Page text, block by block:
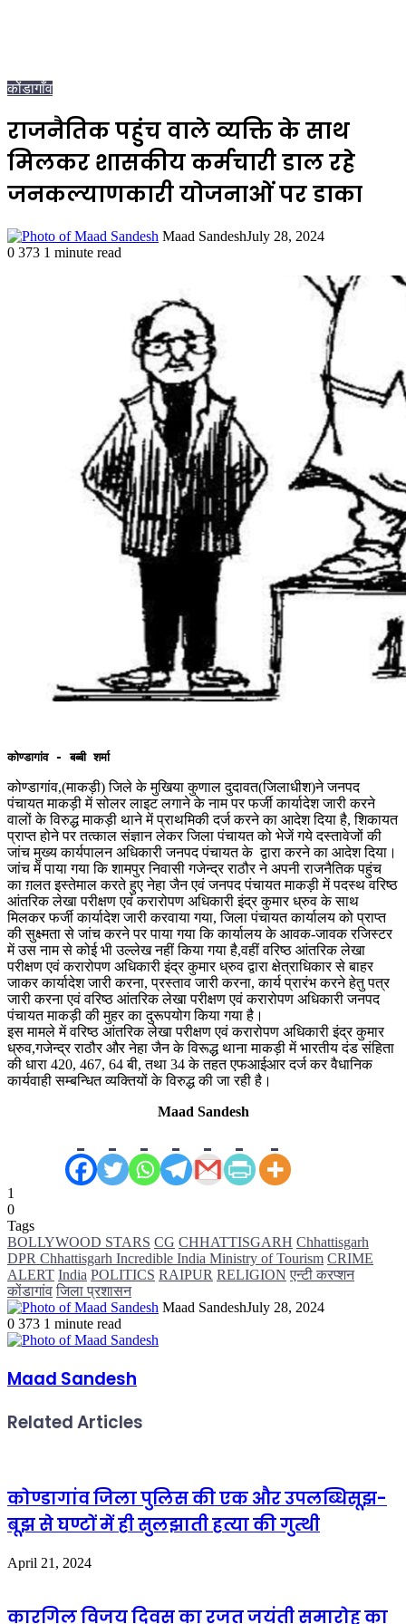
कोंडागाँव
राजनैतिक पहुंच वाले व्यक्ति के साथ
मिलकर शासकीय कर्मचारी डाल रहे
जनकल्याणकारी योजनाओं पर डाका
Maad SandeshJuly 28, 2024
0 373 1 minute read
कोण्डागांव - बब्बी शर्मा
कोण्डागांव,(माकड़ी) जिले के मुखिया कुणाल दुदावत(जिलाधीश)ने जनपद
पंचायत माकड़ी में सोलर लाइट लगाने के नाम पर फर्जी कार्यादेश जारी करने
वालों के विरुद्ध माकड़ी थाने में प्राथमिकी दर्ज करने का आदेश दिया है, शिकायत
प्राप्त होने पर तत्काल संज्ञान लेकर जिला पंचायत को भेजें गये दस्तावेजों की
जांच मुख्य कार्यपालन अधिकारी जनपद पंचायत के द्वारा करने का आदेश दिया।
जांच में पाया गया कि शामपुर निवासी गजेन्द्र राठौर ने अपनी राजनैतिक पहुंच
का ग़लत इस्तेमाल करते हुए नेहा जैन एवं जनपद पंचायत माकड़ी में पदस्थ वरिष्ठ
आंतरिक लेखा परीक्षण एवं करारोपण अधिकारी इंद्र कुमार ध्रुव के साथ
मिलकर फर्जी कार्यादेश जारी करवाया गया, जिला पंचायत कार्यालय को प्राप्त
की सुक्ष्मता से जांच करने पर पाया गया कि कार्यालय के आवक-जावक रजिस्टर
में उस नाम से कोई भी उल्लेख नहीं किया गया है,वहीं वरिष्ठ आंतरिक लेखा
परीक्षण एवं करारोपण अधिकारी इंद्र कुमार ध्रुव द्वारा क्षेत्राधिकार से बाहर
जाकर कार्यादेश जारी करना, प्रस्ताव जारी करना, कार्य प्रारंभ करने हेतु पत्र
जारी करना एवं वरिष्ठ आंतरिक लेखा परीक्षण एवं करारोपण अधिकारी जनपद
पंचायत माकड़ी की मुहर का दुरूपयोग किया गया है।
इस मामले में वरिष्ठ आंतरिक लेखा परीक्षण एवं करारोपण अधिकारी इंद्र कुमार
ध्रुव,गजेन्द्र राठौर और नेहा जैन के विरूद्ध थाना माकड़ी में भारतीय दंड संहिता
की धारा 420, 467, 64 बी, तथा 34 के तहत एफआईआर दर्ज कर वैधानिक
कार्यवाही सम्बन्धित व्यक्तियों के विरुद्ध की जा रही है।
Maad Sandesh
1
0
Tags
BOLLYWOOD STARS CG CHHATTISGARH Chhattisgarh
DPR Chhattisgarh Incredible India Ministry of Tourism CRIME
ALERT India POLITICS RAIPUR RELIGION एन्टी करप्शन
कोंडागांव जिला प्रशासन
Maad SandeshJuly 28, 2024
0 373 1 minute read
Maad Sandesh
Related Articles
कोण्डागांव जिला पुलिस की एक और उपलब्धिसूझ-
बूझ से घण्टों में ही सुलझाती हत्या की गुत्थी
April 21, 2024
कारगिल विजय दिवस का रजत जयंती समारोह का